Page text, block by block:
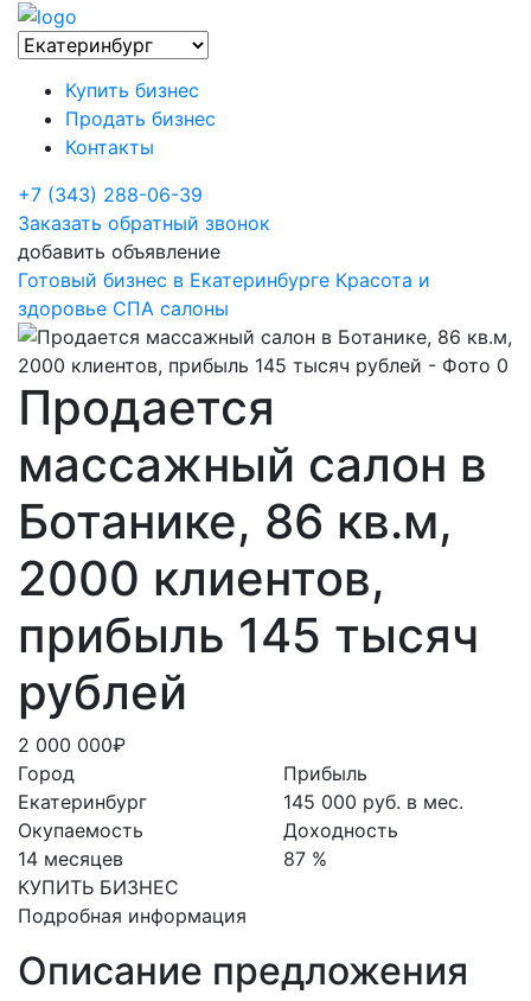
Купить бизнес
Продать бизнес
Контакты
+7 (343) 288-06-39
Заказать обратный звонок
добавить объявление
Готовый бизнес в Екатеринбурге Красота и
здоровье СПА салоны
Продается
массажный салон в
Ботанике, 86 кв.м,
2000 клиентов,
прибыль 145 тысяч
рублей
2 000 000₽
Город
Екатеринбург
Окупаемость
14 месяцев
КУПИТЬ БИЗНЕС
Прибыль
145 000 руб. в мес.
Доходность
87 %
Подробная информация
Описание предложения